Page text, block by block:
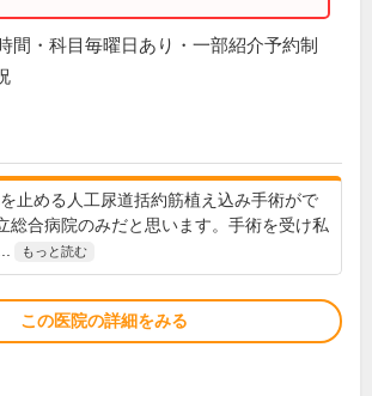
間・科目毎曜日あり・一部紹介予約制
止める人工尿道括約筋植え込み手術がで
総合病院のみだと思います。手術を受け私
もっと読む
この医院の詳細をみる